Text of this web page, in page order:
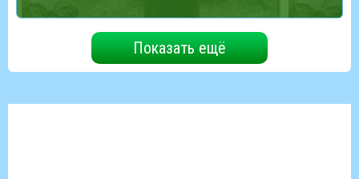
Показать ещё